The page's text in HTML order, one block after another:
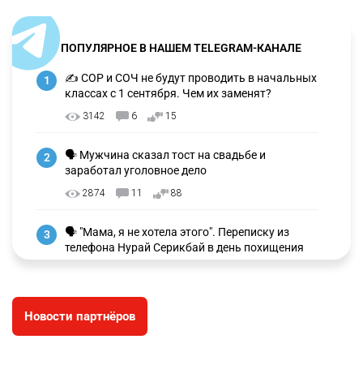
ПОПУЛЯРНОЕ В НАШЕМ TELEGRAM-КАНАЛЕ
1
✍️ СОР и СОЧ не будут проводить в начальных
классах с 1 сентября. Чем их заменят?
3142 6 15
2
🗣 Мужчина сказал тост на свадьбе и
заработал уголовное дело
2874 11 88
3
🗣 "Мама, я не хотела этого". Переписку из
телефона Нурай Серикбай в день похищения
зачитали в суде
⚠️ Доброе утро, друзья! Предлагаем обзор
главных новостей за 4 августа
Новости партнёров